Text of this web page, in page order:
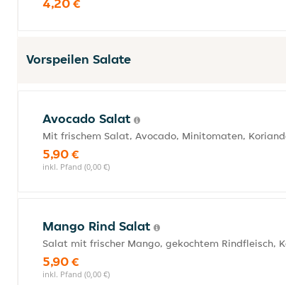
Vorspeilen Salate
Avocado Salat
Mit frischem Salat, Avocado, Minitomaten,
5,90 €
inkl. Pfand (0,00 €)
Mango Rind Salat
Salat mit frischer Mango, gekochtem Rindfleisch,
5,90 €
inkl. Pfand (0,00 €)